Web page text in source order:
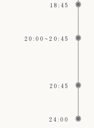
18:45
20:00~20:45
20:45
24:00